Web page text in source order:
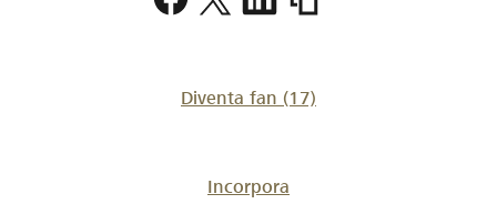
powerchair-
Diventa fan (17)
Incorpora